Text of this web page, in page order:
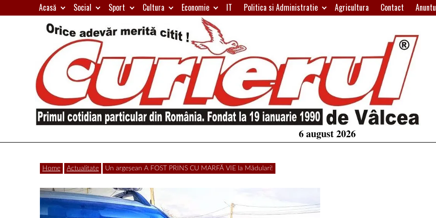
to
Acasă Social Sport Cultura Economie IT Politica si Administratie Agricultura Contact
Curierul
de
Primul
particular
din
România
6 august 2026
Home Actualitate Un argeșean A FOST PRINS CU MARFĂ VIE la Mădulari!